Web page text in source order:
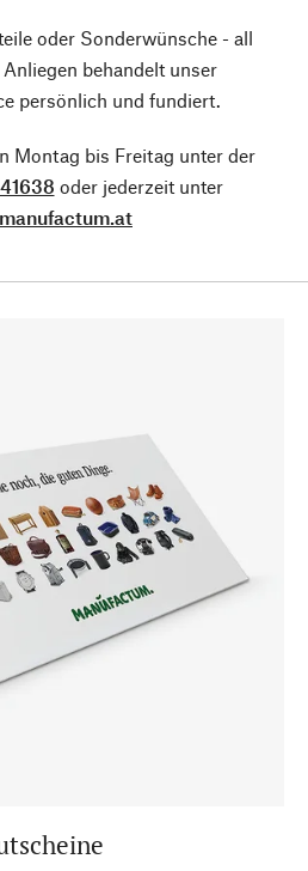
oder Sonderwünsche - all
behandelt unser
persönlich und fundiert.
Montag bis Freitag unter der
oder jederzeit unter